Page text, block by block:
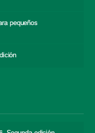
pequeños